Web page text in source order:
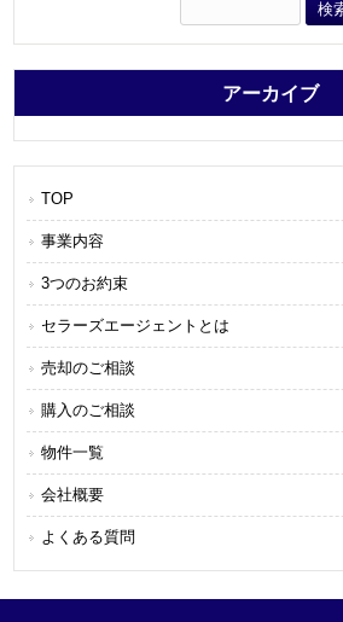
アーカイブ
TOP
事業内容
3つのお約束
セラーズエージェントとは
売却のご相談
購入のご相談
物件一覧
会社概要
よくある質問